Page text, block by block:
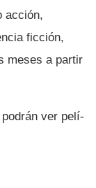
acción,
ficción,
meses a partir
podrán ver pelí­